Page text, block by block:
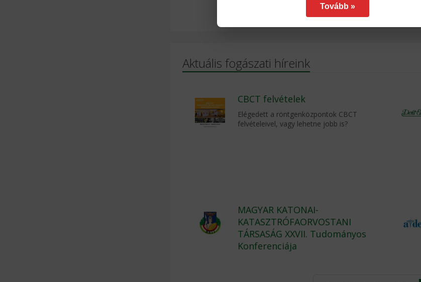
Aktuális fogászati híreink
CBCT felvételek
Elégedett a röntgenközpontok CBCT
felvételeivel, vagy lehetne jobb is?
MAGYAR KATONAI-
KATASZTRÓFAORVOSTANI
TÁRSASÁG XXVII. Tudományos
Konferenciája
Tovább »